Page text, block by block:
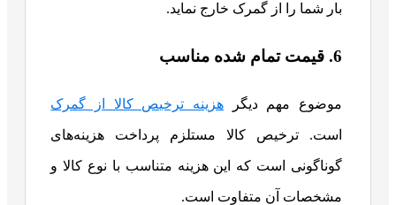
بار شما را از گمرک خارج نماید.
6. قیمت تمام شده مناسب
موضوع مهم دیگر هزینه ترخیص کالا از گمرک
است. ترخیص کالا مستلزم پرداخت هزینه‌های
گوناگونی است که این هزینه متناسب با نوع کالا و
مشخصات آن متفاوت است.